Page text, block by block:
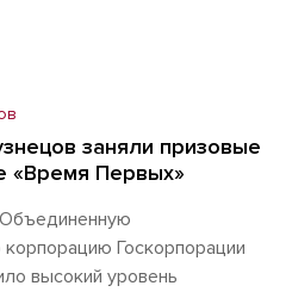
заняли призовые
«Время Первых»
Госкорпорации
высокий уровень